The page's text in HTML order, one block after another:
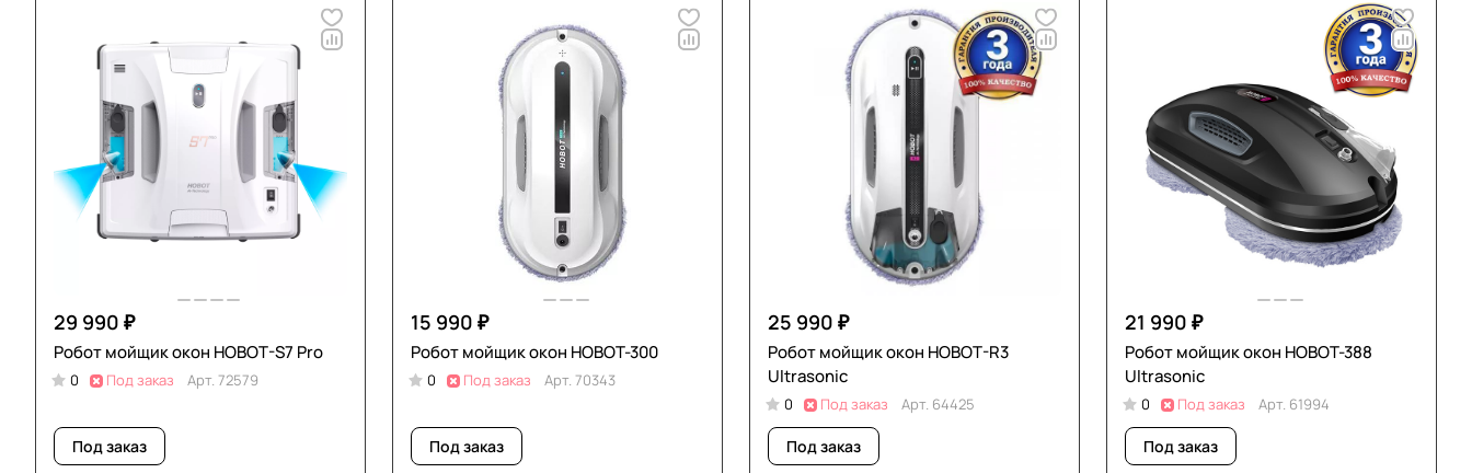
29 990 ₽
Робот мойщик окон HOBOT-S7 Pro
0 Под заказ Арт. 72579
Под заказ
15 990 ₽
Робот мойщик окон HOBOT-300
0 Под заказ Арт. 70343
Под заказ
25 990 ₽
Робот мойщик окон HOBOT-R3
Ultrasonic
0 Под заказ Арт. 64425
Под заказ
21 990 ₽
Робот мойщик окон HOBOT-388
Ultrasonic
0 Под заказ Арт. 61994
Под заказ